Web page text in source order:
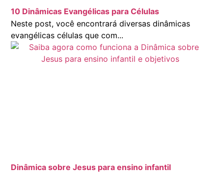
10 Dinâmicas Evangélicas para Células
Neste post, você encontrará diversas dinâmicas
evangélicas células que com...
Dinâmica sobre Jesus para ensino infantil